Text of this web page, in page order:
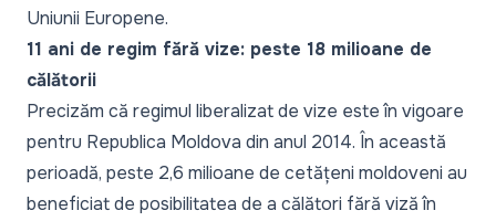
Uniunii Europene.
11 ani de regim fără vize: peste 18 milioane de
călătorii
Precizăm că regimul liberalizat de vize este în vigoare
pentru Republica Moldova din anul 2014. În această
perioadă, peste 2,6 milioane de cetățeni moldoveni au
beneficiat de posibilitatea de a călători fără viză în